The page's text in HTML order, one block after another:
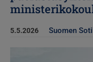
5.5.2026 Suomen